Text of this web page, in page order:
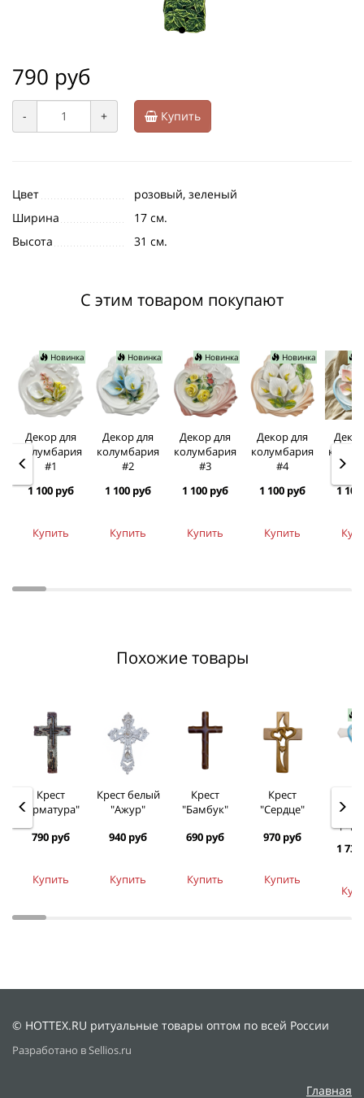
790 руб
- + Купить
Цвет
розовый, зеленый
Ширина
17 см.
Высота
31 см.
С этим товаром покупают
Новинка
Декор для
колумбария
#1
1 100 руб
Купить
Новинка
Декор для
колумбария
#2
1 100 руб
Купить
Новинка
Декор для
колумбария
#3
1 100 руб
Купить
Новинка
Декор для
колумбария
#4
1 100 руб
Купить
1
Похожие товары
Крест
"Арматура"
790 руб
Купить
Крест белый
"Ажур"
940 руб
Купить
Крест
"Бамбук"
690 руб
Купить
Крест
"Сердце"
970 руб
Купить
1
© HOTTEX.RU ритуальные товары оптом по всей России
Разработано в Sellios.ru
Главная